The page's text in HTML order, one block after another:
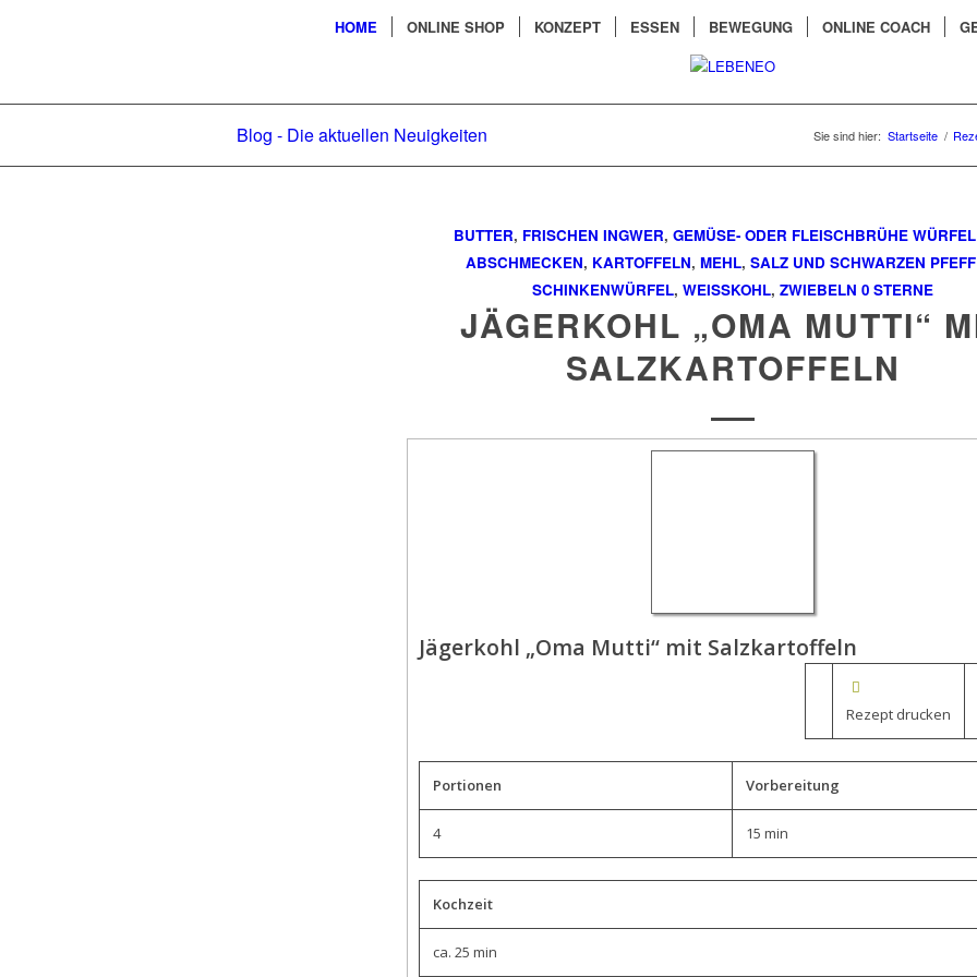
HOME ONLINE SHOP KONZEPT ESSEN BEWEGUNG ONLINE COACH
Blog - Die aktuellen Neuigkeiten Sie sind hier: Startseite /
BUTTER, FRISCHEN INGWER, GEMÜSE- ODER FLEISCHBRÜHE
ABSCHMECKEN, KARTOFFELN, MEHL, SALZ UND SCHWARZEN
SCHINKENWÜRFEL, WEISSKOHL , ZWIEBELN 0 STERNE
JÄGERKOHL „OMA MUTTI“
SALZKARTOFFELN
Jägerkohl „Oma Mutti“ mit Salzkartoffeln
Rezept drucken
Portionen Vorbereitung
4 15 min
Kochzeit
ca. 25 min